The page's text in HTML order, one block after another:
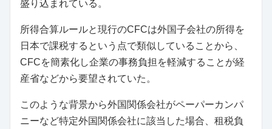
盛り込まれている。
所得合算ルールと現行のCFCは外国子会社の所得を
日本で課税するという点で類似していることから、
CFCを簡素化し企業の事務負担を軽減することが経
産省などから要望されていた。
このような背景から外国関係会社がペーパーカンパ
ニーなど特定外国関係会社に該当した場合、租税負